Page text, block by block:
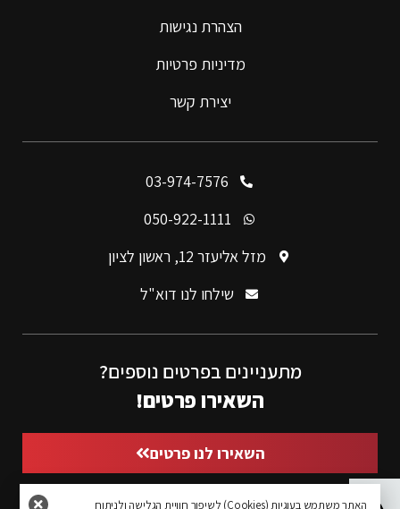
פתח סרגל נגישות
הצהרת נגישות
מדיניות פרטיות
יצירת קשר
03-974-7576
050-922-1111
מזל אליעזר 12, ראשון לציון
שילחו לנו דוא"ל
מתעניינים בפרטים נוספים?
השאירו פרטים!
השאירו לנו פרטים
האתר משתמש בעוגיות (Cookies) לשיפור חוויית הגלישה ולניתוח